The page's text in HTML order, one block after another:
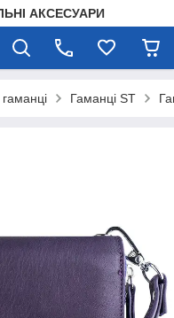
АКСЕСУАРИ
гаманці Гаманці ST